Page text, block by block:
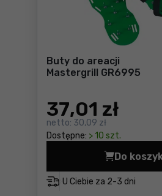
Buty do areacji
Mastergrill GR6995
37,01 zł
netto: 30,09 zł
Dostępne: > 10 szt.
U Ciebie za 2-3 dni
Do Buty